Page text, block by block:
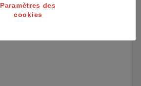
Paramètres des
cookies